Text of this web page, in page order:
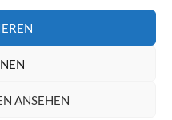
ANSEHEN